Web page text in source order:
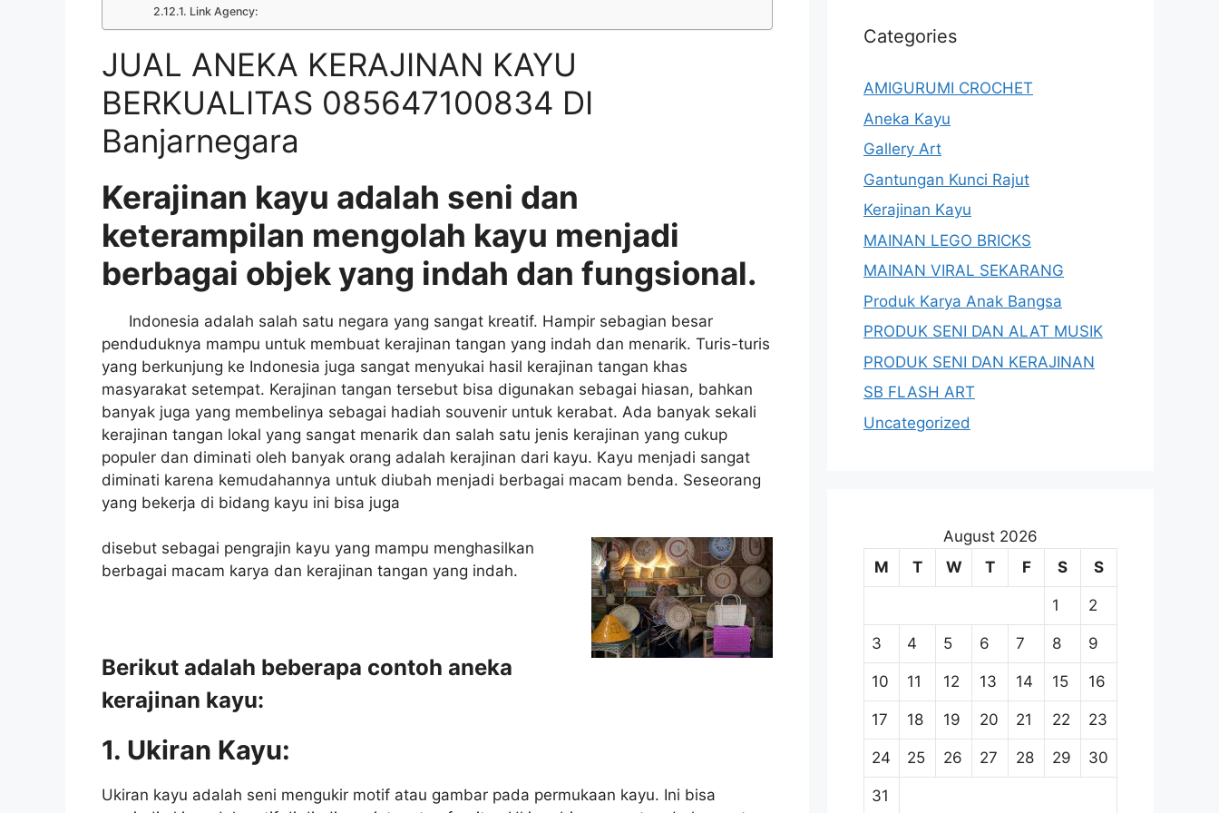
Link Agency:
JUAL ANEKA KERAJINAN KAYU
BERKUALITAS 085647100834 DI
Banjarnegara
Kerajinan kayu adalah seni dan
keterampilan mengolah kayu menjadi
berbagai objek yang indah dan fungsional.
Indonesia adalah salah satu negara yang sangat kreatif. Hampir sebagian besar
penduduknya mampu untuk membuat kerajinan tangan yang indah dan menarik. Turis-turis
yang berkunjung ke Indonesia juga sangat menyukai hasil kerajinan tangan khas
masyarakat setempat. Kerajinan tangan tersebut bisa digunakan sebagai hiasan, bahkan
banyak juga yang membelinya sebagai hadiah souvenir untuk kerabat. Ada banyak sekali
kerajinan tangan lokal yang sangat menarik dan salah satu jenis kerajinan yang cukup
populer dan diminati oleh banyak orang adalah kerajinan dari kayu. Kayu menjadi sangat
diminati karena kemudahannya untuk diubah menjadi berbagai macam benda. Seseorang
yang bekerja di bidang kayu ini bisa juga
disebut sebagai pengrajin kayu yang mampu menghasilkan
berbagai macam karya dan kerajinan tangan yang indah.
Berikut adalah beberapa contoh aneka
kerajinan kayu:
1. Ukiran Kayu:
Ukiran kayu adalah seni mengukir motif atau gambar pada permukaan kayu. Ini bisa
Categories
AMIGURUMI CROCHET
Aneka Kayu
Gallery Art
Gantungan Kunci Rajut
Kerajinan Kayu
MAINAN LEGO BRICKS
MAINAN VIRAL SEKARANG
Produk Karya Anak Bangsa
PRODUK SENI DAN ALAT MUSIK
PRODUK SENI DAN KERAJINAN
SB FLASH ART
Uncategorized
August 2026
M
T W T F S S
1 2
3 4 5 6 7 8 9
10 11 12 13 14 15 16
17 18 19 20 21 22 23
24 25 26 27 28 29 30
31